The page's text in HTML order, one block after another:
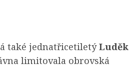
také jednatřicetiletýLuděk
limitovala obrovská